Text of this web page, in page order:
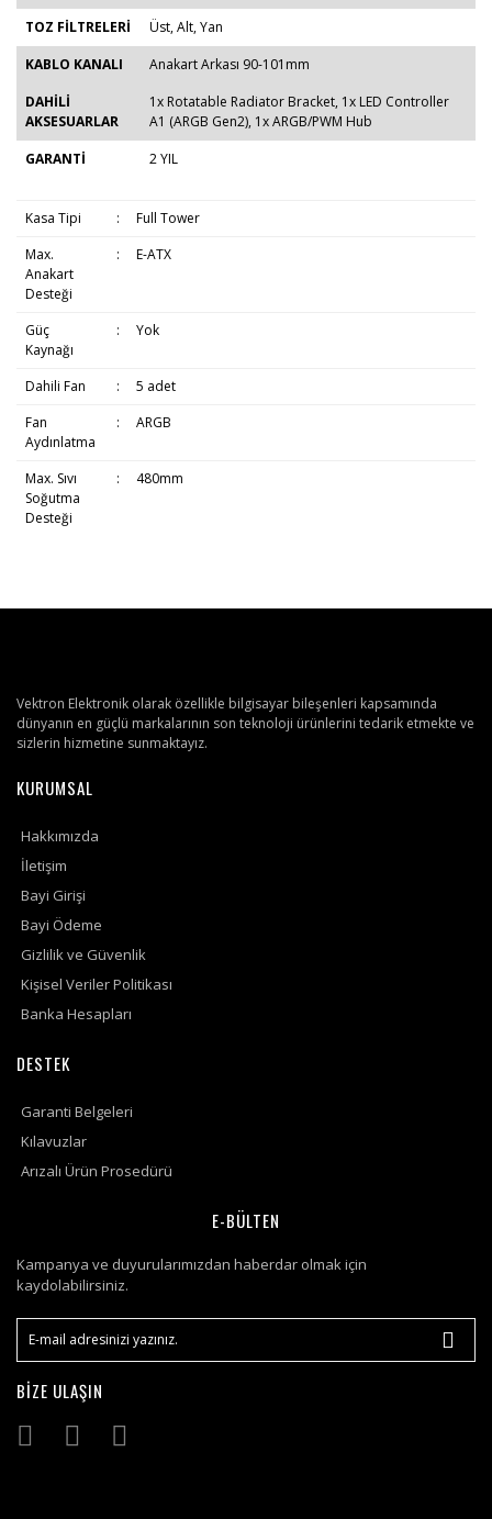
TOZ FİLTRELERİ
Üst, Alt, Yan
KABLO KANALI
Anakart Arkası 90-101mm
DAHİLİ
AKSESUARLAR
1x Rotatable Radiator Bracket, 1x LED Controller
A1 (ARGB Gen2), 1x ARGB/PWM Hub
GARANTİ
2 YIL
Kasa Tipi :
Full Tower
Max.
Anakart
Desteği
: E-ATX
Güç
Kaynağı
: Yok
Dahili Fan :
5 adet
Fan
Aydınlatma
: ARGB
Max. Sıvı
Soğutma
Desteği
: 480mm
Vektron Elektronik olarak özellikle bilgisayar bileşenleri kapsamında
dünyanın en güçlü markalarının son teknoloji ürünlerini tedarik etmekte ve
sizlerin hizmetine sunmaktayız.
KURUMSAL
Hakkımızda
İletişim
Bayi Girişi
Bayi Ödeme
Gizlilik ve Güvenlik
Kişisel Veriler Politikası
Banka Hesapları
DESTEK
Garanti Belgeleri
Kılavuzlar
Arızalı Ürün Prosedürü
E-BÜLTEN
Kampanya ve duyurularımızdan haberdar olmak için
kaydolabilirsiniz.
BİZE ULAŞIN